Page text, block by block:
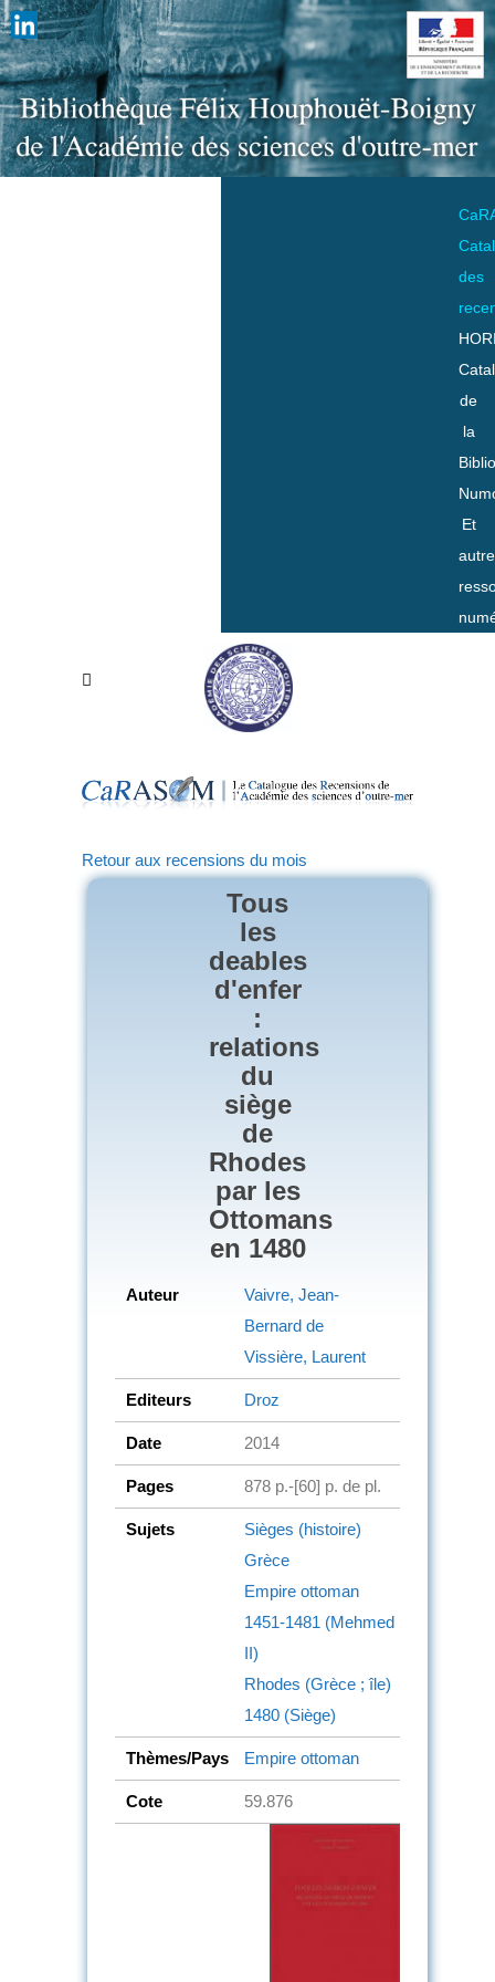
des
de
la
Et
Retour aux recensions du mois
Tous
les
deables
d'enfer
:
relations
du
siège
de
Rhodes
par les
Ottomans
en 1480
Auteur
Vaivre, Jean-
Bernard de
Vissière, Laurent
Editeurs Droz
Date 2014
Pages 878 p.-[60] p. de pl.
Sujets
Sièges (histoire)
Grèce
Empire ottoman
1451-1481 (Mehmed
II)
Rhodes (Grèce ; île)
1480 (Siège)
Thèmes/Pays Empire ottoman
Cote 59.876